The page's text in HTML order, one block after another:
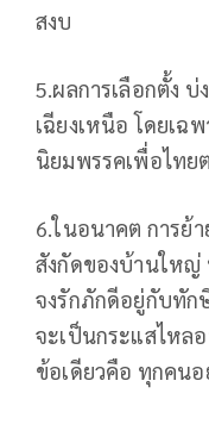
สงบ
5.ผลการเลือกตั้ง
เฉียงเหนือ โดยเ
นิยมพรรคเพื่อไทย
6.ในอนาคต การย้
สังกัดของบ้านใหญ่
จงรักภักดีอยู่กับทัก
จะเป็นกระแสไหล
ข้อเดียวคือ ทุกคน